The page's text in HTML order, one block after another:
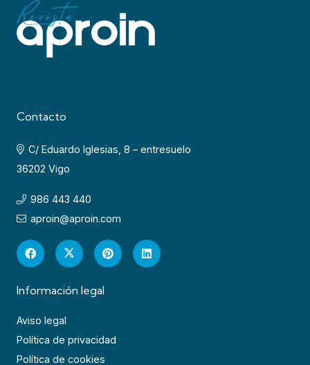
Contacto
C/ Eduardo Iglesias, 8 – entresuelo
36202 Vigo
986 443 440
aproin@aproin.com
Información legal
Aviso legal
Política de privacidad
Política de cookies